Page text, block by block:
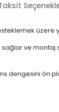
ve montaj
dengesini ön